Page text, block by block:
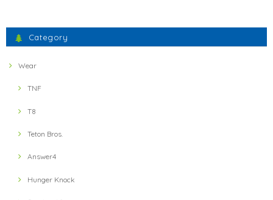
Category
Wear
TNF
T8
Teton Bros.
Answer4
Hunger Knock